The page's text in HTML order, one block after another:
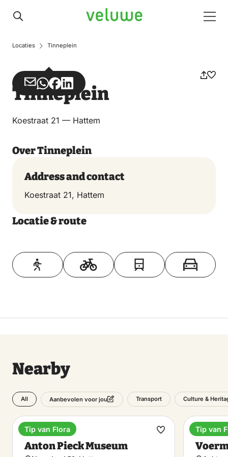
Veluwe
Locaties Tinneplein
Share
via
Share
via
Share
on
Share
on
Tinneplein
Koestraat 21 — Hattem
Over Tinneplein
Address and contact
Koestraat 21, Hattem
Locatie & route
Toon op kaart
Nearby
All Aanbevolen voor jou Transport Culture &
Museum
Anton Pieck Museum
Tip van Flora
Make
Tip van